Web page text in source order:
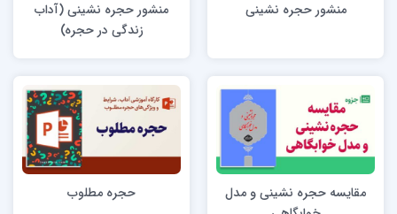
منشور حجره نشینی
منشور حجره نشینی (آداب
زندگی در حجره)
مقایسه حجره نشینی و مدل
حجره مطلوب